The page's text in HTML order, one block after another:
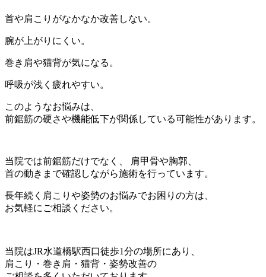
首や肩こりがなかなか改善しない。
腕が上がりにくい。
巻き肩や猫背が気になる。
呼吸が浅く疲れやすい。
このようなお悩みは、
前鋸筋の硬さや機能低下が関係している可能性があります。
当院では前鋸筋だけでなく、 肩甲骨や胸郭、
首の動きまで確認しながら施術を行っています。
長年続く肩こりや姿勢のお悩みでお困りの方は、
お気軽にご相談ください。
当院はJR水道橋駅西口徒歩1分の場所にあり、
肩こり・巻き肩・猫背・姿勢改善の